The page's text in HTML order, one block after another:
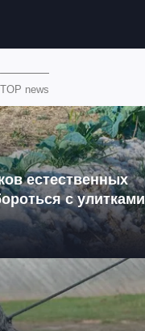
TOP news
естественных
с улитками